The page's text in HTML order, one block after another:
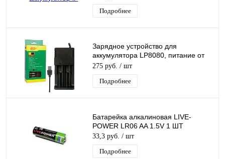
Подробнее
Зарядное устройство для
аккумулятора LP8080, питание от
USB, (26650/18650/14500) на 2-
слота
275 руб. / шт
Подробнее
Батарейка алкалиновая LIVE-
POWER LR06 AA 1.5V 1 ШТ
33,3 руб. / шт
Подробнее